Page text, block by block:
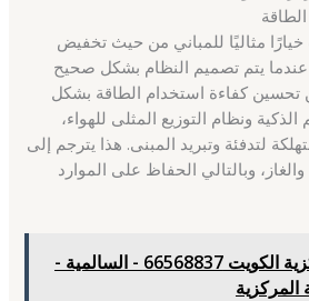
خيارًا مثاليًا للمباني من حيث تخفيض
عندما يتم تصميم النظام بشكل صحيح
تحسين كفاءة استخدام الطاقة بشكل
ونظام التوزيع المثلى للهواء،
لتدفئة وتبريد المبنى. هذا يترجم إلى
وبالتالي الحفاظ على الموارد
تهوية مركزية الكويت 66568837 - السالمية -